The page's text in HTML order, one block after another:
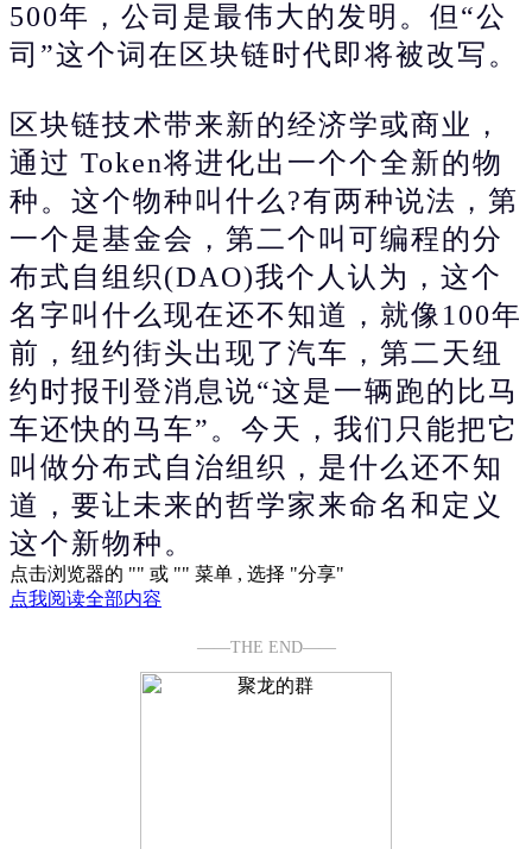
500年，公司是最伟大的发明。但“公
司”这个词在区块链时代即将被改写。
区块链技术带来新的经济学或商业，
通过 Token将进化出一个个全新的物
种。 这个物种叫什么?有两种说法，第
一个是基金会，第二个叫可编程的分
布式自组织(DAO)我个人认为，这个
名字叫什么现在还不知道，就像100年
前，纽约街头出现了汽车，第二天纽
约时报刊登消息说“这是一辆跑的比马
车还快的马车”。今天，我们只能把它
叫做分布式自治组织，是什么还不知
道，要让未来的哲学家来命名和定义
这个新物种。
点击浏览器的 "" 或 "" 菜单 , 选择 "分享"
点我阅读全部内容
——THE END——